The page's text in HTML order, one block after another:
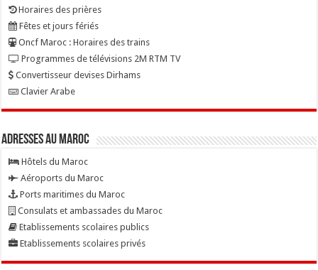
Horaires des prières
Fêtes et jours fériés
Oncf Maroc : Horaires des trains
Programmes de télévisions 2M RTM TV
Convertisseur devises Dirhams
Clavier Arabe
Adresses au Maroc
Hôtels du Maroc
Aéroports du Maroc
Ports maritimes du Maroc
Consulats et ambassades du Maroc
Etablissements scolaires publics
Etablissements scolaires privés